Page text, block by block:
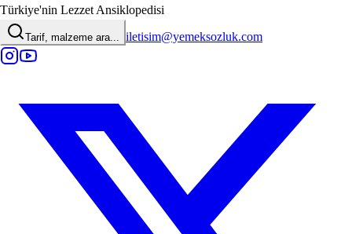
Türkiye'nin Lezzet Ansiklopedisi
Tarif, malzeme ara... iletisim@yemeksozluk.com